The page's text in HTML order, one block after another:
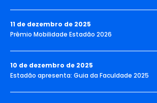
11 de dezembro de 2025
Prêmio Mobilidade Estadão 2026
10 de dezembro de 2025
Estadão apresenta: Guia da Faculdade 2025